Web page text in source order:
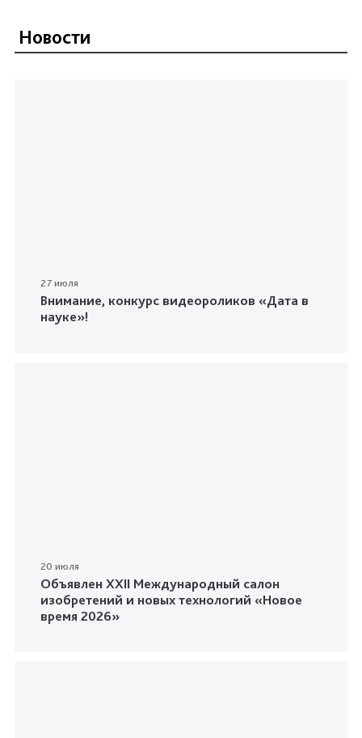
Новости
27 июля
Внимание, конкурс видеороликов «Дата в
науке»!
20 июля
Объявлен XXII Международный салон
изобретений и новых технологий «Новое
время 2026»